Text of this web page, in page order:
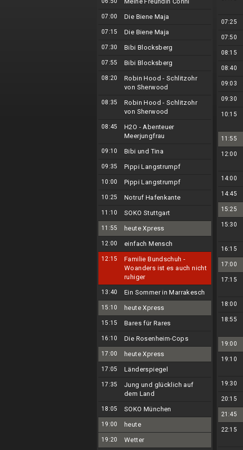
07:00 Die Biene Maja
07:15 Die Biene Maja
07:30 Bibi Blocksberg
07:55 Bibi Blocksberg
08:20
Robin Hood - Schlitzohr
von Sherwood
08:35
Robin Hood - Schlitzohr
von Sherwood
08:45
H2O - Abenteuer
Meerjungfrau
09:10 Bibi und Tina
09:35 Pippi Langstrumpf
10:00 Pippi Langstrumpf
10:25 Notruf Hafenkante
11:10 SOKO Stuttgart
11:55 heute Xpress
12:00 einfach Mensch
12:15
Familie Bundschuh -
Woanders ist es auch nicht
ruhiger
13:40 Ein Sommer in Marrakesch
15:10 heute Xpress
15:15 Bares für Rares
16:10 Die Rosenheim-Cops
17:00 heute Xpress
17:05 Länderspiegel
17:35
Jung und glücklich auf
dem Land
18:05 SOKO München
19:00 heute
19:20 Wetter
07:25
07:50
08:15
08:40
09:03
09:30
10:15
11:55
12:00
14:00
14:45
15:25
15:30
16:15
17:00
17:15
18:00
18:55
19:00
19:10
19:30
20:15
21:45
22:15